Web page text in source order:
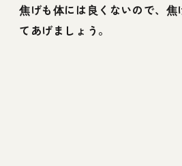
焦げも体には良くないので、焦
てあげましょう。